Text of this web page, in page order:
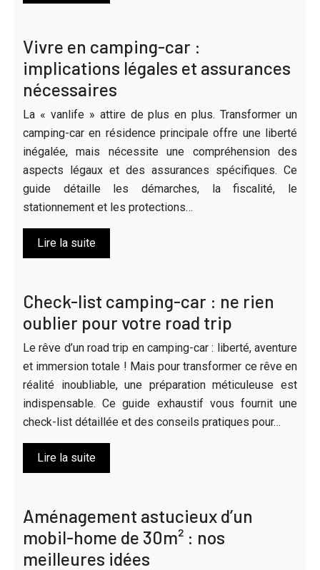
Vivre en camping-car :
implications légales et assurances
nécessaires
La « vanlife » attire de plus en plus. Transformer un
camping-car en résidence principale offre une liberté
inégalée, mais nécessite une compréhension des
aspects légaux et des assurances spécifiques. Ce
guide détaille les démarches, la fiscalité, le
stationnement et les protections…
Lire la suite
Check-list camping-car : ne rien
oublier pour votre road trip
Le rêve d’un road trip en camping-car : liberté, aventure
et immersion totale ! Mais pour transformer ce rêve en
réalité inoubliable, une préparation méticuleuse est
indispensable. Ce guide exhaustif vous fournit une
check-list détaillée et des conseils pratiques pour…
Lire la suite
Aménagement astucieux d’un
mobil-home de 30m² : nos
meilleures idées